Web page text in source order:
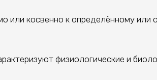
косвенно к определённому или
физиологические и